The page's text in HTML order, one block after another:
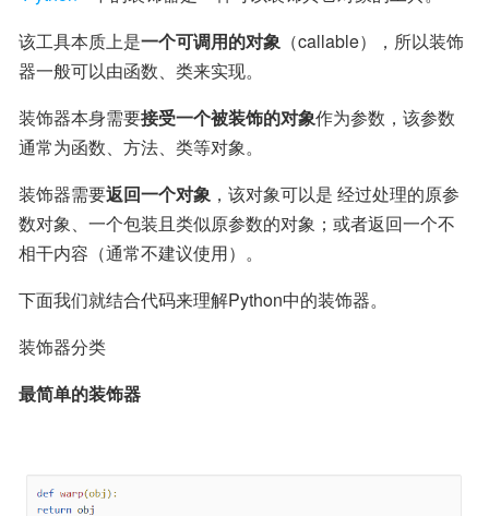
该工具本质上是一个可调用的对象 （callable），所以装饰
器一般可以由函数、类来实现。
装饰器本身需要接受一个被装饰的对象作为参数，该参数
通常为函数、方法、类等对象。
装饰器需要返回一个对象 ，该对象可以是 经过处理的原参
数对象、一个包装且类似原参数的对象；或者返回一个不
相干内容（通常不建议使用）。
下面我们就结合代码来理解Python中的装饰器。
装饰器分类
最简单的装饰器